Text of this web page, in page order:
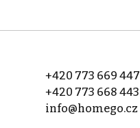
+420 773 669 447
+420 773 668 443
info@homego.cz